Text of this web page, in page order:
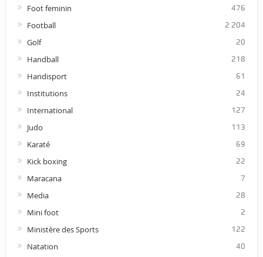
Foot feminin 476
Football 2 204
Golf 20
Handball 218
Handisport 61
Institutions 24
International 127
Judo 113
Karaté 69
Kick boxing 22
Maracana 7
Media 28
Mini foot 2
Ministère des Sports 122
Natation 40